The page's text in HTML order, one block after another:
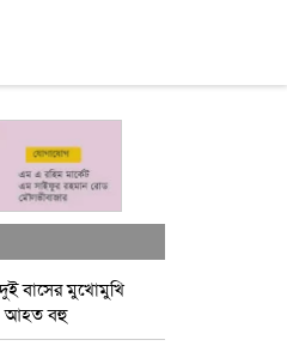
বাসের মুখোমুখি
আহত বহু